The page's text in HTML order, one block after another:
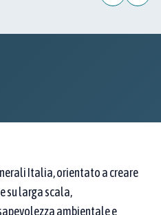
Italia, orientato a creare
su larga scala,
ambientale e